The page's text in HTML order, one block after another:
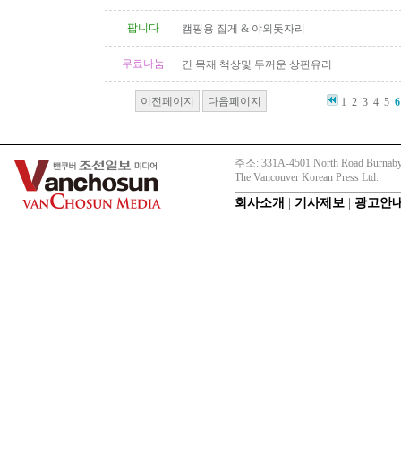
팝니다 캠핑용 집게 & 야외돗자리
무료나눔 긴 목재 책상및 두꺼운 상판유리
이전페이지 다음페이지 1 2 3 4 5 6
주소: 331A-4501 North Road
The Vancouver Korean Press Ltd.
회사소개 기사제보 광고안